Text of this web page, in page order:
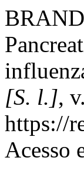
[S. l.],
https://
Acesso